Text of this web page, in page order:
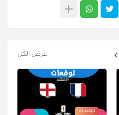
عرض الكل
توقعات